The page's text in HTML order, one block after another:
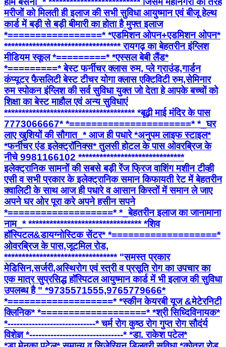
मरीजों को मिलती ही इलाज की सभी सुविधा आयुष्मान एवं बीजू हेल्थ
कार्ड में बड़ी से बड़ी बीमारी का होता है मुफ्त इलाज
*=================* *एडमिशन ओपन+एडमिशन ओपन*
********************************* रायगढ़ का बेहतरीन इंग्लिश
मीडियम स्कूल *=========* *एस्सल बेबी लैंड*
*=========* बेस्ट फर्नीचर क्लास रुम, प्ले ग्राउंड,गार्डन
कंप्यूटर फैसलिटी बेस्ट टीचर योगा क्लास एक्टिविटी रुम,सेमिनार
रुम स्पोकन इंग्लिश की सर्व सुविधा युक्त जो देता हे आपके बच्चों को
शिक्षा का बेस्ट माहौल एवं अन्य सुविधाएं
************************************* *बूढ़ी माई मंदिर के पास
7773066667* *======================* *_घर
लाए खुशियों की सौगात_* आज ही पधारे *अनुपम लाइफ स्टाइल*
*फर्नीचर एंड इलेक्ट्रॉनिक्स* तुलसी होटल के पास ओवरब्रिज के
नीचे 9981166102 ******************************
इलेक्ट्रानिक सामनों की सबसे बड़ी रेंज फ्रिज वाशिंग मशीन टीव्ही
एसी व सभी प्रकार के इलेक्ट्रानिक समान किफायती रेट में बेहतरीन
क्वालिटी के साथ आज ही पधारे व आसान किस्तों में समान ले जाए
अपने घर ओर पूरा करे अपने हसीन सपने
*===================* *_बेहतरीन इलाज का जानामाना
नाम_* ******************************** *शिव
हॉस्पिटल&डायग्नोस्टिक सेंटर* *===================*
ओवरब्रिज के पास,जूटमिल रोड,
******************************** "समस्त प्रकार
मेडिसिन,सर्जरी,अस्थिरोग एवं स्त्री व प्रसूति रोग का उपचार का
एक मात्र सुप्रसिद्ध हॉस्पिटल आयुष्मान कार्ड में भी इलाज की सुविधा
उपलब्ध है " *9735571555,9765779666*
*===================* *स्कीन केयरबी यूज &मेटेरनिटी
क्लिनिक* *===================* *श्री सिध्दिविनायक*
*-----------------------------* चर्म रोग कुष्ठ रोग गुप्त रोग सौदंर्य
विशेज्ञ *-------------------------------* *डा. राकेश पटेल*